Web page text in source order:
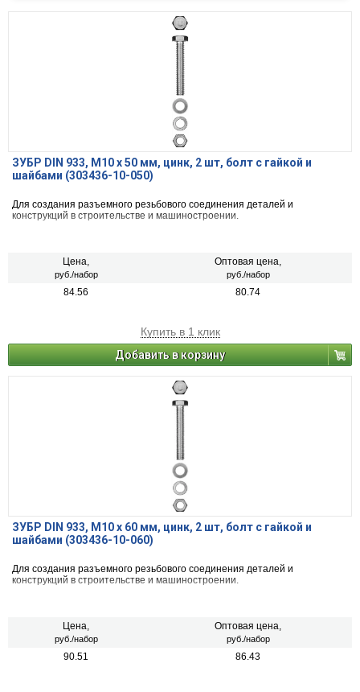
ЗУБР DIN 933, M10 х 50 мм, цинк, 2 шт, болт с гайкой и
шайбами (303436-10-050)
Для создания разъемного резьбового соединения деталей и
конструкций в строительстве и машиностроении.
Цена,
руб./набор
Оптовая цена,
руб./набор
84.56 80.74
Купить в 1 клик
Добавить в корзину
ЗУБР DIN 933, M10 х 60 мм, цинк, 2 шт, болт с гайкой и
шайбами (303436-10-060)
Для создания разъемного резьбового соединения деталей и
конструкций в строительстве и машиностроении.
Цена,
руб./набор
Оптовая цена,
руб./набор
90.51 86.43